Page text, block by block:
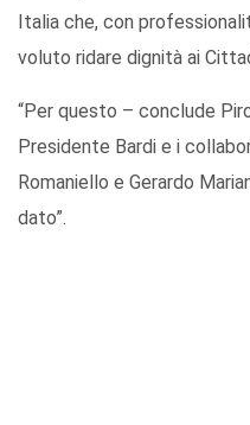
Italia che, con
voluto ridare dignità ai
“Per questo – conclude
Presidente Bardi e i
Romaniello e Gerardo
dato”.